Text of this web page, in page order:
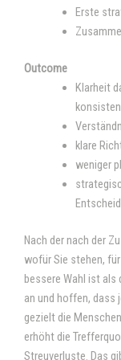
Erste
Outcome
Klarheit
klare
weniger
Nach der nach der
wofür Sie stehen,
bessere Wahl ist als
an und hoffen, dass
gezielt die
erhöht die
Streuverluste. Das